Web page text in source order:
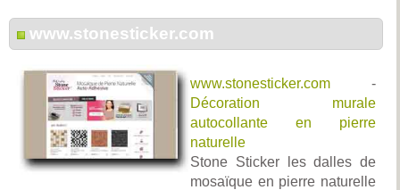
www.stonesticker.com
www.stonesticker.com -
Décoration murale
autocollante en pierre
naturelle
Stone Sticker les dalles de
mosaïque en pierre naturelle